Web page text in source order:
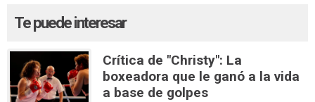
Te puede interesar
Crítica de "Christy": La
boxeadora que le ganó a la vida
a base de golpes